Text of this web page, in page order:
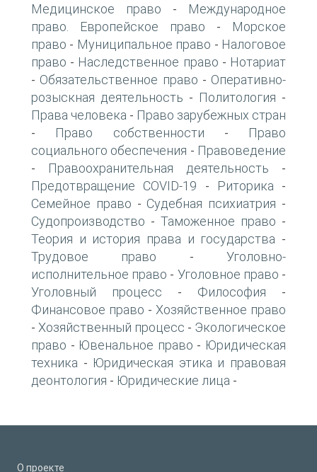
Медицинское право -
Международное
право. Европейское право -
Морское
право - Муниципальное право - Налоговое
право - Наследственное право - Нотариат
- Обязательственное право - Оперативно-
розыскная деятельность - Политология -
Права человека - Право зарубежных стран
- Право собственности -
Право
социального обеспечения - Правоведение
- Правоохранительная деятельность -
Предотвращение COVID-19 - Риторика -
Семейное право - Судебная психиатрия -
Судопроизводство - Таможенное право -
Теория и история права и государства -
Трудовое право -Уголовно-
исполнительное право - Уголовное право -
Уголовный процесс - Философия -
Финансовое право - Хозяйственное право
- Хозяйственный процесс - Экологическое
право - Ювенальное право - Юридическая
техника - Юридическая этика и правовая
деонтология - Юридические лица -
О проекте